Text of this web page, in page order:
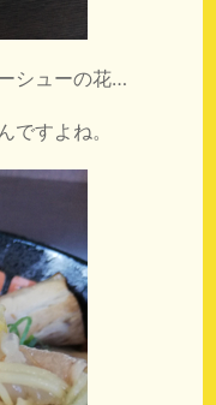
シューの花…
ですよね。